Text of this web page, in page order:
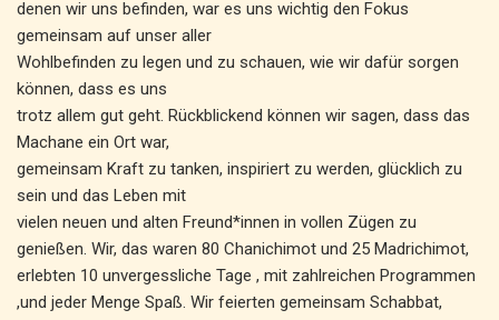
denen wir uns befinden, war es uns wichtig den Fokus
gemeinsam auf unser aller
Wohlbefinden zu legen und zu schauen, wie wir dafür sorgen
können, dass es uns
trotz allem gut geht. Rückblickend können wir sagen, dass das
Machane ein Ort war,
gemeinsam Kraft zu tanken, inspiriert zu werden, glücklich zu
sein und das Leben mit
vielen neuen und alten Freund*innen in vollen Zügen zu
genießen. Wir, das waren 80 Chanichimot und 25 Madrichimot,
erlebten 10 unvergessliche Tage , mit zahlreichen Programmen
,und jeder Menge Spaß. Wir feierten gemeinsam Schabbat,